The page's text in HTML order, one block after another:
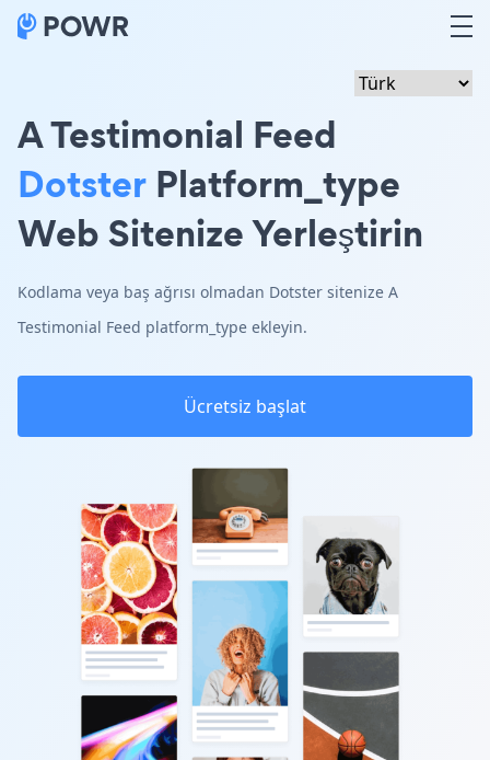
A Testimonial Feed
Dotster Platform_type
Web Sitenize Yerleştirin
Kodlama veya baş ağrısı olmadan Dotster sitenize A
Testimonial Feed platform_type ekleyin.
Ücretsiz başlat